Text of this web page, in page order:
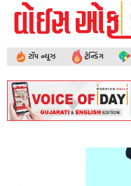
ટૉપ ન્યૂઝ ટ્રેન્ડિંગ